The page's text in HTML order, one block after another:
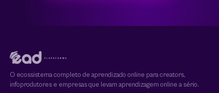
O ecossistema completo de aprendizado online para creators,
infoprodutores e empresas que levam aprendizagem online a sério.